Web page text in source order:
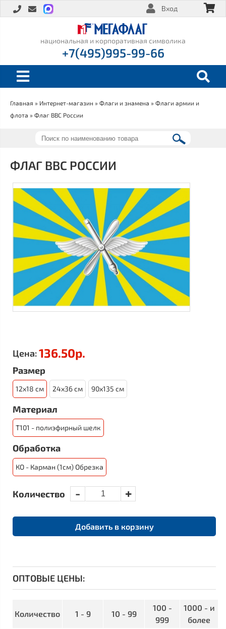
Вход
национальная и корпоративная символика
+7(495)995-99-66
ВЫ ЗДЕСЬ
Главная » Интернет-магазин » Флаги и знамена » Флаги армии и
флота » Флаг ВВС России
ФЛАГ ВВС РОССИИ
Цена:136.50р.
Размер
12x18 см 24x36 см 90x135 см
Материал
Т101 - полиэфирный шелк
Обработка
КО - Карман (1см) Обрезка
Количество - +
ОПТОВЫЕ ЦЕНЫ:
Количество 1 - 9 10 - 99
100 -
999
1000 - и
более